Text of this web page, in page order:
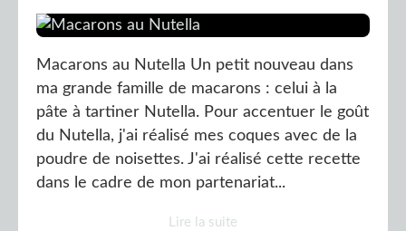
Macarons au Nutella Un petit nouveau dans
ma grande famille de macarons : celui à la
pâte à tartiner Nutella. Pour accentuer le goût
du Nutella, j'ai réalisé mes coques avec de la
poudre de noisettes. J'ai réalisé cette recette
dans le cadre de mon partenariat...
Lire la suite